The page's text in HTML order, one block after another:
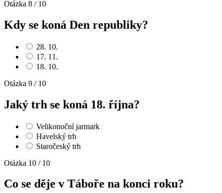
Otázka 8 / 10
Kdy se koná Den republiky?
28. 10.
17. 11.
18. 10.
Otázka 9 / 10
Jaký trh se koná 18. října?
Velikonoční jarmark
Havelský trh
Staročeský trh
Otázka 10 / 10
Co se děje v Táboře na konci roku?